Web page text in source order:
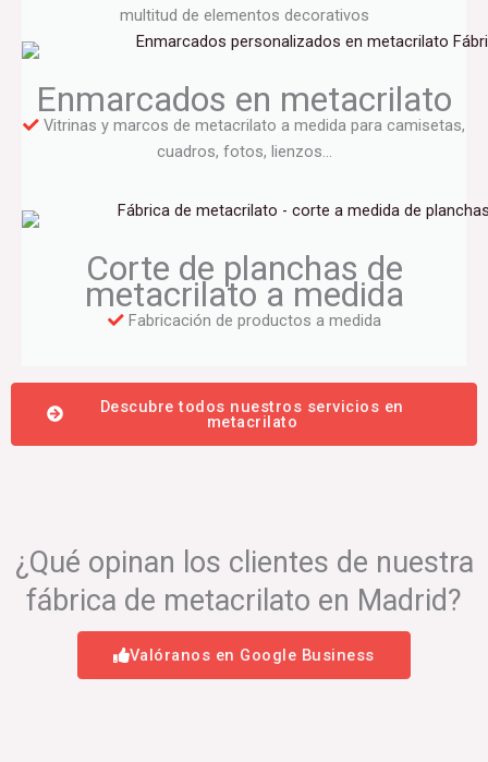
multitud de elementos decorativos
Enmarcados en metacrilato
Vitrinas y marcos de metacrilato a medida para camisetas,
cuadros, fotos, lienzos…
Corte de planchas de
metacrilato a medida
Fabricación de productos a medida
Descubre todos nuestros servicios en
metacrilato
¿Qué opinan los clientes de nuestra
fábrica de metacrilato en Madrid?
Valóranos en Google Business